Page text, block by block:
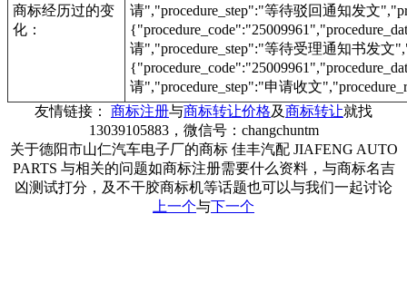
商标经历过的变
化：
请","procedure_step":"等待驳回通知发文
请","procedure_step":"等待受理通知书发文
请","procedure_step":"申请收文
友情链接： 商标注册与商标转让价格及商标转让就找
13039105883，微信号：changchuntm
关于德阳市山仁汽车电子厂的商标 佳丰汽配 JIAFENG AUTO
PARTS 与相关的问题如商标注册需要什么资料，与商标名吉
凶测试打分，及不干胶商标机等话题也可以与我们一起讨论
上一个与下一个